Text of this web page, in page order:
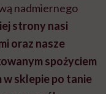
nadmiernego
strony nasi
oraz nasze
spożyciem
sklepie po tanie